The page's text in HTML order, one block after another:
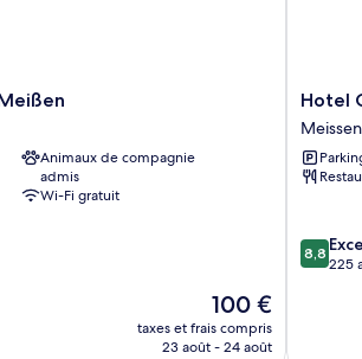
Animaux de compagnie
admis
Wi-Fi gratuit
Le
nouveau
prix
100 €
taxes et frais compris
23 août - 24 août
Hotel
Löwe
Meissen
Hotel
Meissen
8.8
sur
8,8
225